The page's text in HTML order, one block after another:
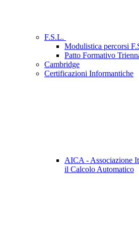
F.S.L.
Modulistica percorsi
Patto Formativo
Cambridge
Certificazioni Informantiche
AICA - Associazione
il Calcolo Automatico